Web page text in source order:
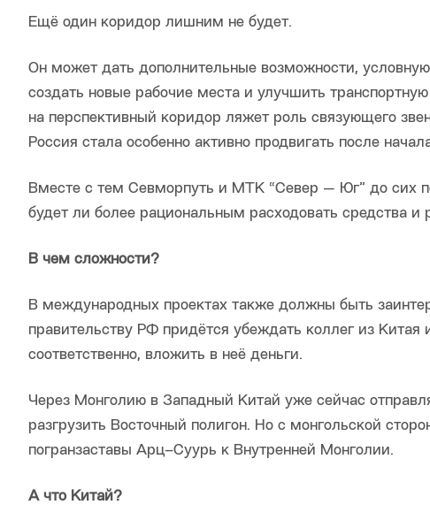
Ещё один коридор лишним не будет.
Он может дать дополнительные возможности,
создать новые рабочие места и улучшить
на перспективный коридор ляжет роль связующего
Россия стала особенно активно продвигать после
Вместе с тем Севморпуть и МТК “Север — Юг” до сих
будет ли более рациональным расходовать средства и
В чем сложности?
В международных проектах также должны быть
правительству РФ придётся убеждать коллег из
соответственно, вложить в неё деньги.
Через Монголию в Западный Китай уже сейчас
разгрузить Восточный полигон. Но с монгольской
погранзаставы Арц–Суурь к Внутренней Монголии.
А что Китай?